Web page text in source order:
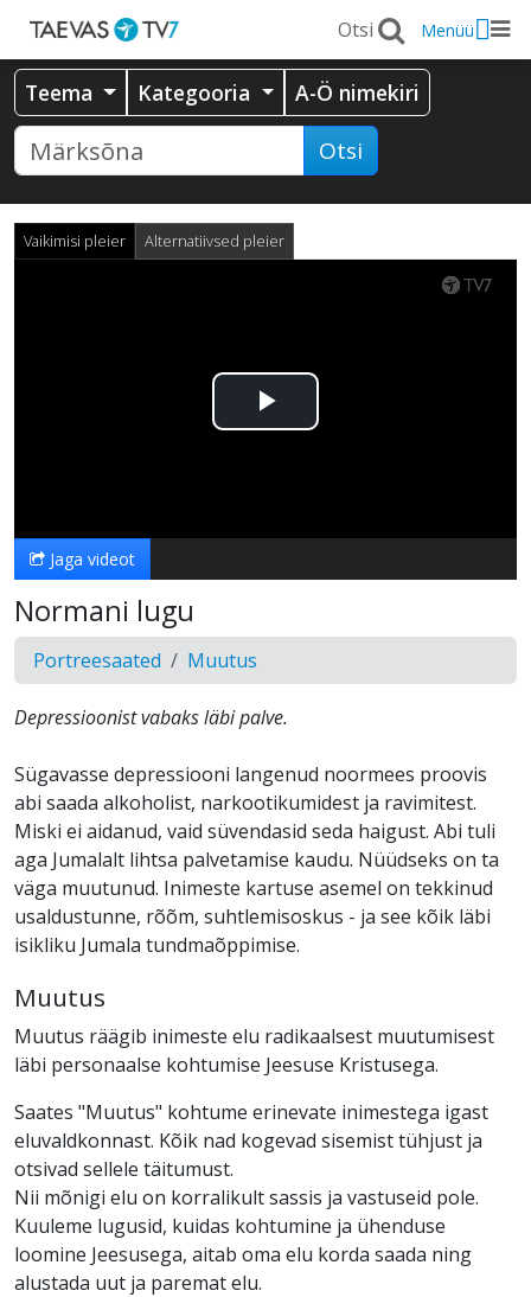
Menüü
Teema Kategooria A-Ö nimekiri
Otsi
Vaikimisi pleier Alternatiivsed pleier
Esita
Jaga videot
Normani lugu
Portreesaated Muutus
Depressioonist vabaks läbi palve.
Sügavasse depressiooni langenud noormees proovis
abi saada alkoholist, narkootikumidest ja ravimitest.
Miski ei aidanud, vaid süvendasid seda haigust. Abi tuli
aga Jumalalt lihtsa palvetamise kaudu. Nüüdseks on ta
väga muutunud. Inimeste kartuse asemel on tekkinud
usaldustunne, rõõm, suhtlemisoskus - ja see kõik läbi
isikliku Jumala tundmaõppimise.
Muutus
Muutus räägib inimeste elu radikaalsest muutumisest
läbi personaalse kohtumise Jeesuse Kristusega.
Saates "Muutus" kohtume erinevate inimestega igast
eluvaldkonnast. Kõik nad kogevad sisemist tühjust ja
otsivad sellele täitumust.
Nii mõnigi elu on korralikult sassis ja vastuseid pole.
Kuuleme lugusid, kuidas kohtumine ja ühenduse
loomine Jeesusega, aitab oma elu korda saada ning
alustada uut ja paremat elu.